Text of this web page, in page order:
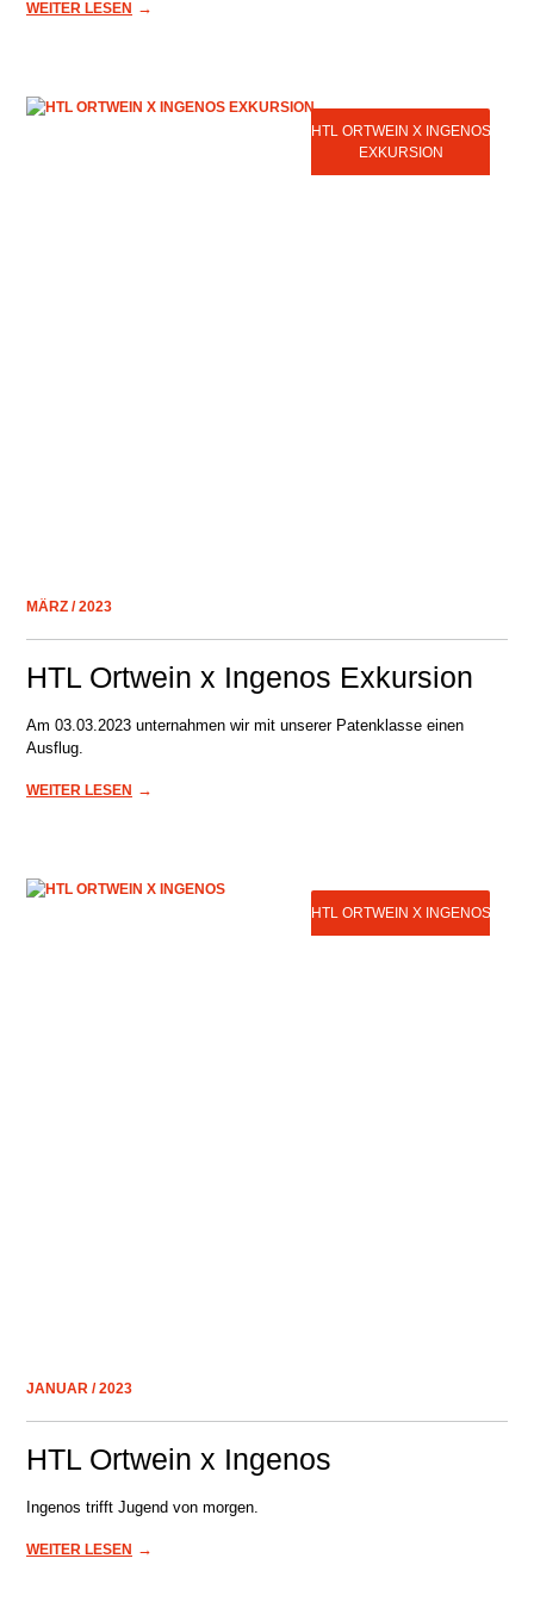
WEITER LESEN →
HTL ORTWEIN X INGENOS
EXKURSION
MÄRZ / 2023
HTL Ortwein x Ingenos Exkursion
Am 03.03.2023 unternahmen wir mit unserer Patenklasse einen
Ausflug.
WEITER LESEN →
HTL ORTWEIN X INGENOS
JANUAR / 2023
HTL Ortwein x Ingenos
Ingenos trifft Jugend von morgen.
WEITER LESEN →